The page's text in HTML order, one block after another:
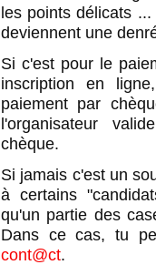
les points délicats
deviennent une
Si c'est pour le
inscription en
paiement par
l'organisateur
chèque.
Si jamais c'est un
à certains
qu'un partie des
Dans ce cas, tu
cont@ct.